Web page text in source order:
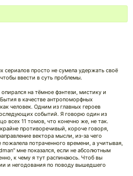
сериалов просто не сумела удержать своё
ввести в суть проблемы.
на тёмное фэнтези, мистику и
в качестве антропоморфных
человек. Одним из главных героев
событий. Я говорю один из
всех 11 томов, что конечно же, не так.
противоречивый, короче говоря,
вектора мысли, из-за чего
потраченного времени, а учитывая,
мне показался, если не абсолютным
к чему я тут распинаюсь. Чтоб вы
и негодования по поводу вышедшего